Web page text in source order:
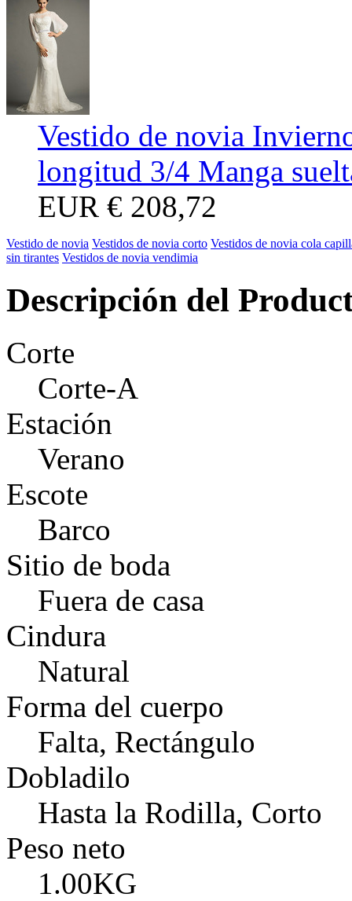
Vestido de novia
longitud 3/4 Manga
EUR € 208,72
Vestido de novia Vestidos de novia corto Vestidos de novia cola
sin tirantes Vestidos de novia vendimia
Descripción del
Corte
Corte-A
Estación
Verano
Escote
Barco
Sitio de boda
Fuera de casa
Cindura
Natural
Forma del cuerpo
Falta, Rectángulo
Dobladilo
Hasta la Rodilla, Corto
Peso neto
1.00KG